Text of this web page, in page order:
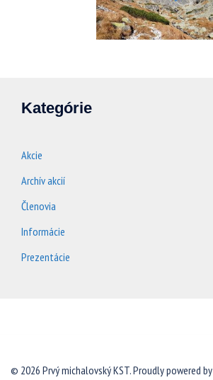
Kategórie
Akcie
Archív akcií
Členovia
Informácie
Prezentácie
© 2026 Prvý michalovský KST. Proudly powered by